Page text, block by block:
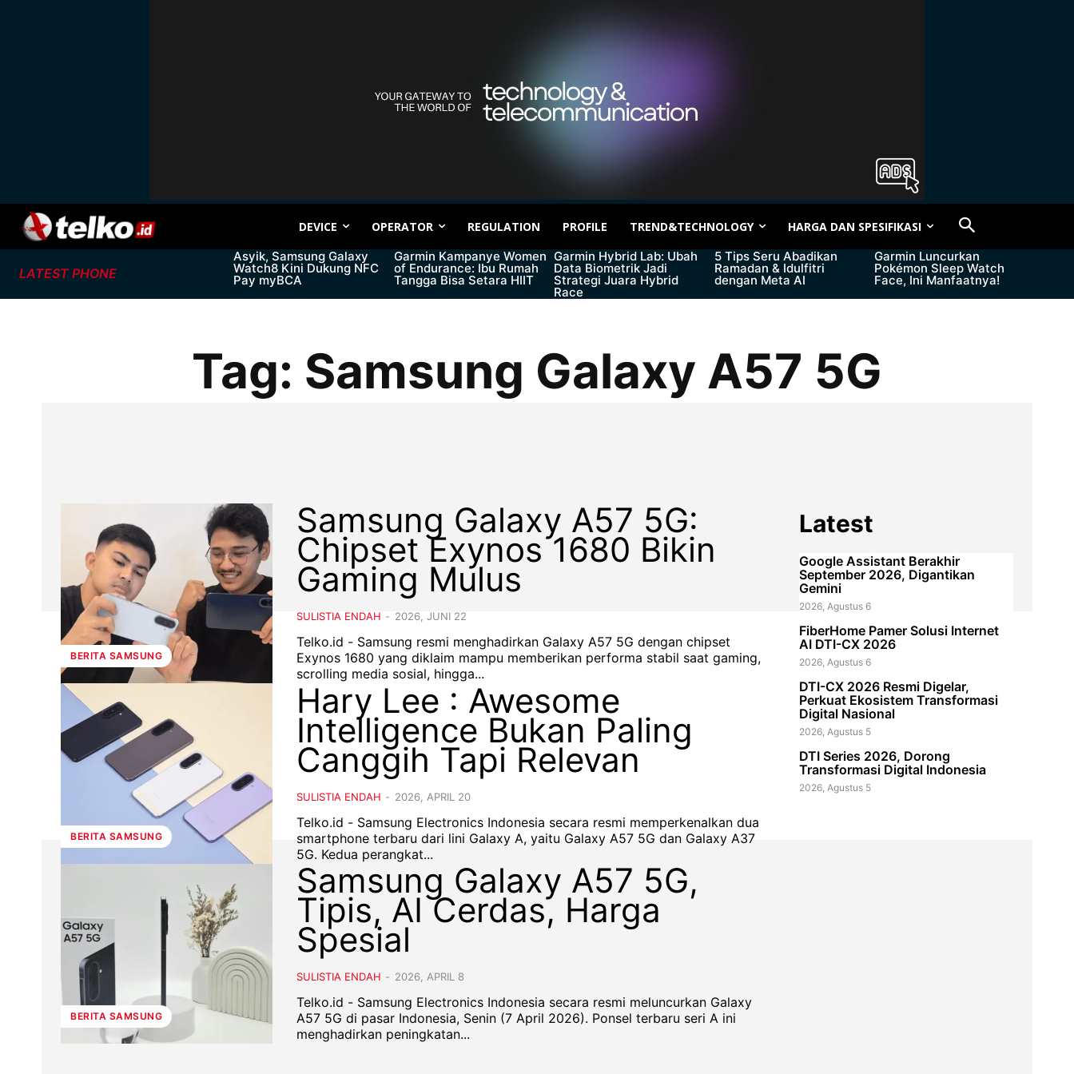
DEVICE OPERATOR REGULATION PROFILE TREND&TECHNOLOGY HARGA DAN SPESIFIKASI
LATEST PHONE
Asyik, Samsung Galaxy
Watch8 Kini Dukung NFC
Pay myBCA
Garmin Kampanye Women
of Endurance: Ibu Rumah
Tangga Bisa Setara HIIT
Garmin Hybrid Lab: Ubah
Data Biometrik Jadi
Strategi Juara Hybrid
Race
5 Tips Seru Abadikan
Ramadan & Idulfitri
dengan Meta AI
Garmin Luncurkan
Pokémon Sleep Watch
Face, Ini Manfaatnya!
Tag: Samsung Galaxy A57 5G
BERITA SAMSUNG
Samsung Galaxy A57 5G:
Chipset Exynos 1680 Bikin
Gaming Mulus
SULISTIA ENDAH - 2026, JUNI 22
Telko.id - Samsung resmi menghadirkan Galaxy A57 5G dengan chipset
Exynos 1680 yang diklaim mampu memberikan performa stabil saat gaming,
scrolling media sosial, hingga...
BERITA SAMSUNG
Hary Lee : Awesome
Intelligence Bukan Paling
Canggih Tapi Relevan
SULISTIA ENDAH - 2026, APRIL 20
Telko.id - Samsung Electronics Indonesia secara resmi memperkenalkan dua
smartphone terbaru dari lini Galaxy A, yaitu Galaxy A57 5G dan Galaxy A37
5G. Kedua perangkat...
BERITA SAMSUNG
Samsung Galaxy A57 5G,
Tipis, AI Cerdas, Harga
Spesial
SULISTIA ENDAH - 2026, APRIL 8
Telko.id - Samsung Electronics Indonesia secara resmi meluncurkan Galaxy
A57 5G di pasar Indonesia, Senin (7 April 2026). Ponsel terbaru seri A ini
menghadirkan peningkatan...
Latest
Google Assistant Berakhir
September 2026, Digantikan
Gemini
2026, Agustus 6
FiberHome Pamer Solusi Internet
AI DTI-CX 2026
2026, Agustus 6
DTI-CX 2026 Resmi Digelar,
Perkuat Ekosistem Transformasi
Digital Nasional
2026, Agustus 5
DTI Series 2026, Dorong
Transformasi Digital Indonesia
2026, Agustus 5